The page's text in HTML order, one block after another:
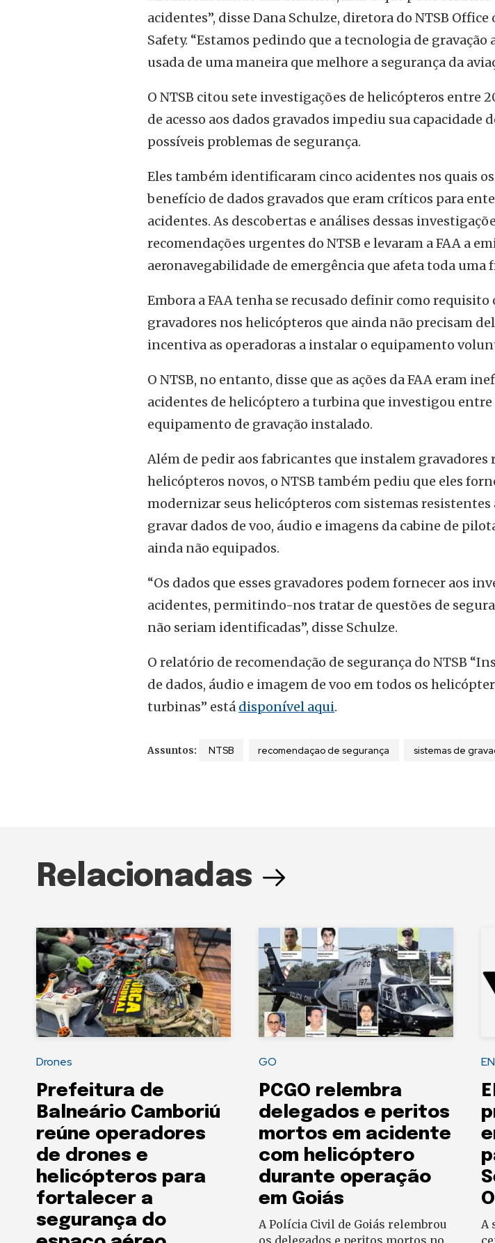
acidentes”, disse Dana Schulze, diretora do NTSB
Safety. “Estamos pedindo que a tecnologia de
usada de uma maneira que melhore a segurança da
O NTSB citou sete investigações de helicópteros entre
de acesso aos dados gravados impediu sua capacidade
possíveis problemas de segurança.
Eles também identificaram cinco acidentes nos quais
benefício de dados gravados que eram críticos para
acidentes. As descobertas e análises dessas
recomendações urgentes do NTSB e levaram a FAA a
aeronavegabilidade de emergência que afeta toda uma
Embora a FAA tenha se recusado definir como
gravadores nos helicópteros que ainda não precisam
incentiva as operadoras a instalar o equipamento
O NTSB, no entanto, disse que as ações da FAA eram
acidentes de helicóptero a turbina que investigou entre
equipamento de gravação instalado.
Além de pedir aos fabricantes que instalem gravadores
helicópteros novos, o NTSB também pediu que eles
modernizar seus helicópteros com sistemas resistentes
gravar dados de voo, áudio e imagens da cabine de
ainda não equipados.
“Os dados que esses gravadores podem fornecer aos
acidentes, permitindo-nos tratar de questões de
não seriam identificadas”, disse Schulze.
O relatório de recomendação de segurança do NTSB
de dados, áudio e imagem de voo em todos os
turbinas” está disponível aqui.
Assuntos: NTSB recomendaçao de segurança sistemas de
Relacionadas
Drones
Prefeitura de
Balneário Camboriú
reúne operadores
de drones e
helicópteros para
fortalecer a
segurança do
GO
PCGO relembra
delegados e peritos
mortos em acidente
com helicóptero
durante operação
em Goiás
A Polícia Civil de Goiás relembrou
A